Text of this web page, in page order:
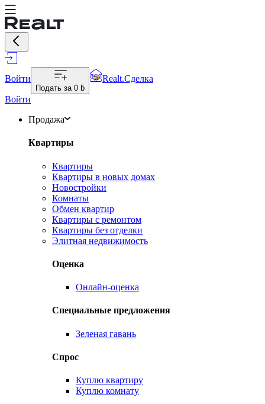
Войти
Подать за 0 ƃ
Realt.Сделка
Войти
Продажа
Квартиры
Квартиры
Квартиры в новых домах
Новостройки
Комнаты
Обмен квартир
Квартиры с ремонтом
Квартиры без отделки
Элитная недвижимость
Оценка
Онлайн-оценка
Специальные предложения
Зеленая гавань
Спрос
Куплю квартиру
Куплю комнату